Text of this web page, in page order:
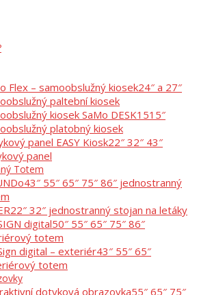
Flex – samoobslužný kiosek24″ a 27″
paltební kiosek
kiosek SaMo DESK1515″
platobný kiosek
panel EASY Kiosk22″ 32″ 43″
panel
Totem
43″ 55″ 65″ 75″ 86″ jednostranný
22″ 32″ jednostranný stojan na letáky
digital50″ 55″ 65″ 75″ 86″
totem
digital – exteriér43″ 55″ 65″
totem
dotyková obrazovka55″ 65″ 75″